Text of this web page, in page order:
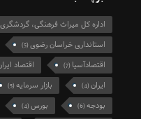
اداره کل میراث فرهنگی،
استانداری خراسان رضوی(5)
اقتصادآسیا (7) اقتصاد
ایران(4) بازار سرمایه(5)
بودجه(6) بورس(4)